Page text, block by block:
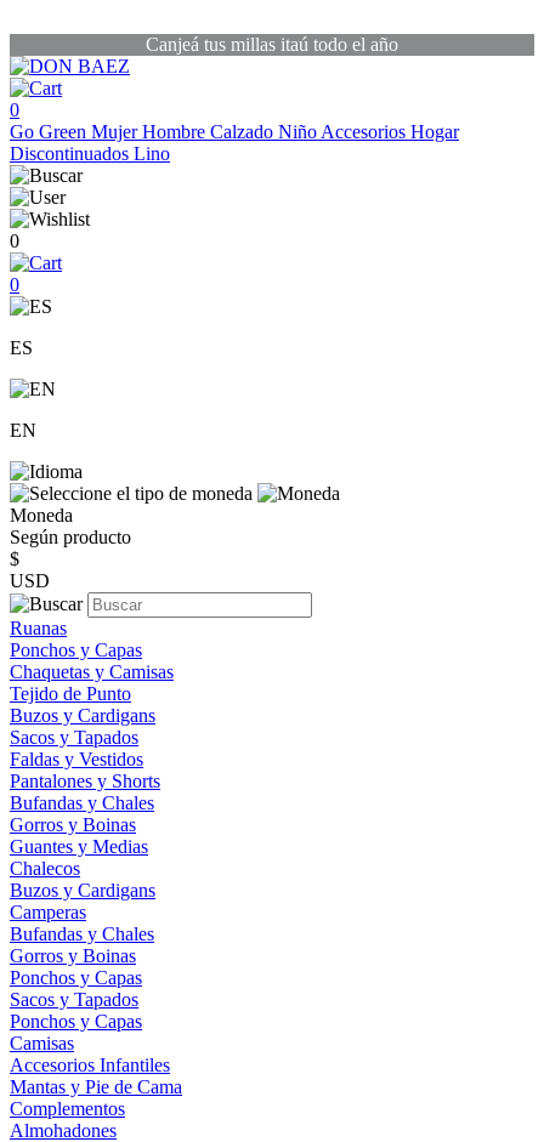
Canjeá tus millas itaú todo el año
0
Go Green MujerHombre Calzado Niño Accesorios Hogar
Discontinuados Lino
0
0
ES
EN
Moneda
Según producto
$
USD
Ruanas
Ponchos y Capas
Chaquetas y Camisas
Tejido de Punto
Buzos y Cardigans
Sacos y Tapados
Faldas y Vestidos
Pantalones y Shorts
Bufandas y Chales
Gorros y Boinas
Guantes y Medias
Chalecos
Buzos y Cardigans
Camperas
Bufandas y Chales
Gorros y Boinas
Ponchos y Capas
Sacos y Tapados
Ponchos y Capas
Camisas
Accesorios Infantiles
Mantas y Pie de Cama
Complementos
Almohadones